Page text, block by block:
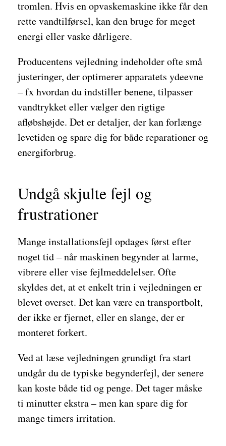
tromlen. Hvis en opvaskemaskine ikke får den
rette vandtilførsel, kan den bruge for meget
energi eller vaske dårligere.
Producentens vejledning indeholder ofte små
justeringer, der optimerer apparatets ydeevne
– fx hvordan du indstiller benene, tilpasser
vandtrykket eller vælger den rigtige
afløbshøjde. Det er detaljer, der kan forlænge
levetiden og spare dig for både reparationer og
energiforbrug.
Undgå skjulte fejl og
frustrationer
Mange installationsfejl opdages først efter
noget tid – når maskinen begynder at larme,
vibrere eller vise fejlmeddelelser. Ofte
skyldes det, at et enkelt trin i vejledningen er
blevet overset. Det kan være en transportbolt,
der ikke er fjernet, eller en slange, der er
monteret forkert.
Ved at læse vejledningen grundigt fra start
undgår du de typiske begynderfejl, der senere
kan koste både tid og penge. Det tager måske
ti minutter ekstra – men kan spare dig for
mange timers irritation.